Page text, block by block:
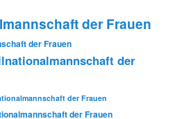
der Frauen
der Frauen
der
der Frauen
der Frauen